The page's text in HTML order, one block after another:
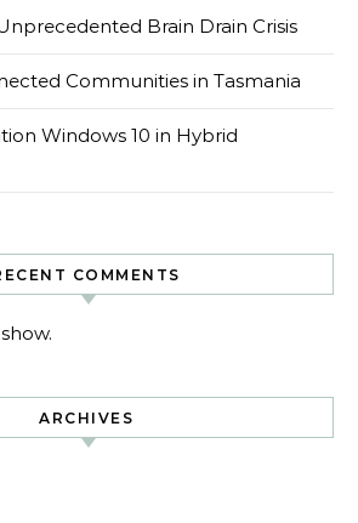
Brain Drain Crisis
Communities in Tasmania
Windows 10 in Hybrid
COMMENTS
ARCHIVES